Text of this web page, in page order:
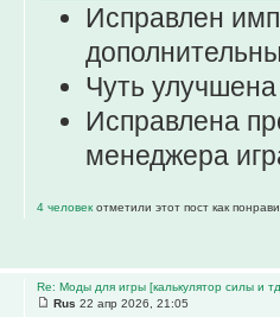
Исправлен
Чуть
Исправлена
менеджера
4 человек отметили этот пост как
Re: Моды для игры [калькулятор силы и
Rus 22 апр 2026, 21:05